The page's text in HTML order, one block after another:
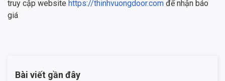
truy cập website https://thinhvuongdoor.com để nhận báo
giá
Bài viết gần đây